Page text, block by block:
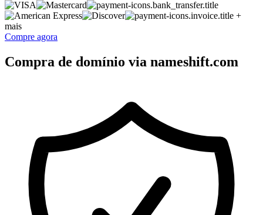
+
mais
Compre agora
Compra de domínio via nameshift.com